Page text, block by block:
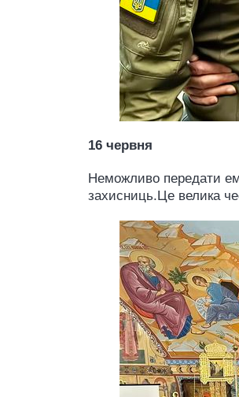
16 червня
Неможливо передати
захисниць.Це велика